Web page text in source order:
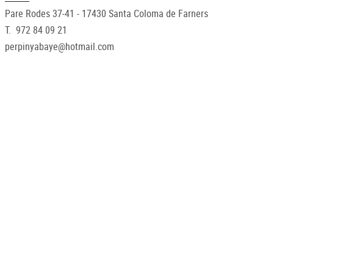
Pare Rodes 37-41 - 17430 Santa Coloma de Farners
T. 972 84 09 21
perpinyabaye@hotmail.com